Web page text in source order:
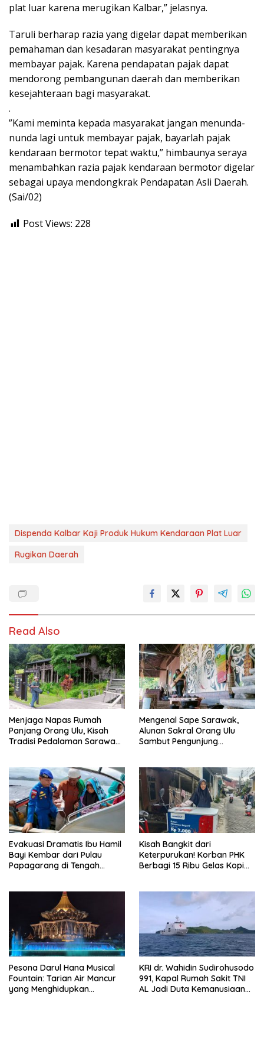
plat luar karena merugikan Kalbar,” jelasnya.
Taruli berharap razia yang digelar dapat memberikan
pemahaman dan kesadaran masyarakat pentingnya
membayar pajak. Karena pendapatan pajak dapat
mendorong pembangunan daerah dan memberikan
kesejahteraan bagi masyarakat.
.
”Kami meminta kepada masyarakat jangan menunda-
nunda lagi untuk membayar pajak, bayarlah pajak
kendaraan bermotor tepat waktu,” himbaunya seraya
menambahkan razia pajak kendaraan bermotor digelar
sebagai upaya mendongkrak Pendapatan Asli Daerah.
(Sai/02)
Post Views: 228
Dispenda Kalbar Kaji Produk Hukum Kendaraan Plat Luar
Rugikan Daerah
Read Also
Menjaga Napas Rumah
Panjang Orang Ulu, Kisah
Tradisi Pedalaman Sarawak
Mengenal Sape Sarawak,
Alunan Sakral Orang Ulu
Sambut Pengunjung
Evakuasi Dramatis Ibu Hamil
Bayi Kembar dari Pulau
Papagarang di Tengah
Kisah Bangkit dari
Keterpurukan! Korban PHK
Berbagi 15 Ribu Gelas Kopi
Pesona Darul Hana Musical
Fountain: Tarian Air Mancur
yang Menghidupkan
KRI dr. Wahidin Sudirohusodo
991, Kapal Rumah Sakit TNI
AL Jadi Duta Kemanusiaan